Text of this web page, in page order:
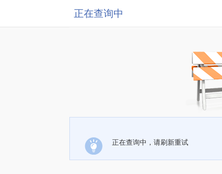
正在查询中
正在查询中，请刷新重试